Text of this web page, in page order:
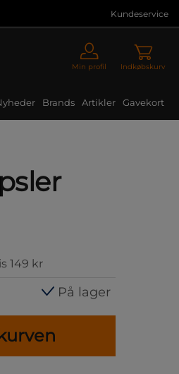
Kundeservice
Min profil Indkøbskurv
Brands Artikler Gavekort
149 kr
På lager